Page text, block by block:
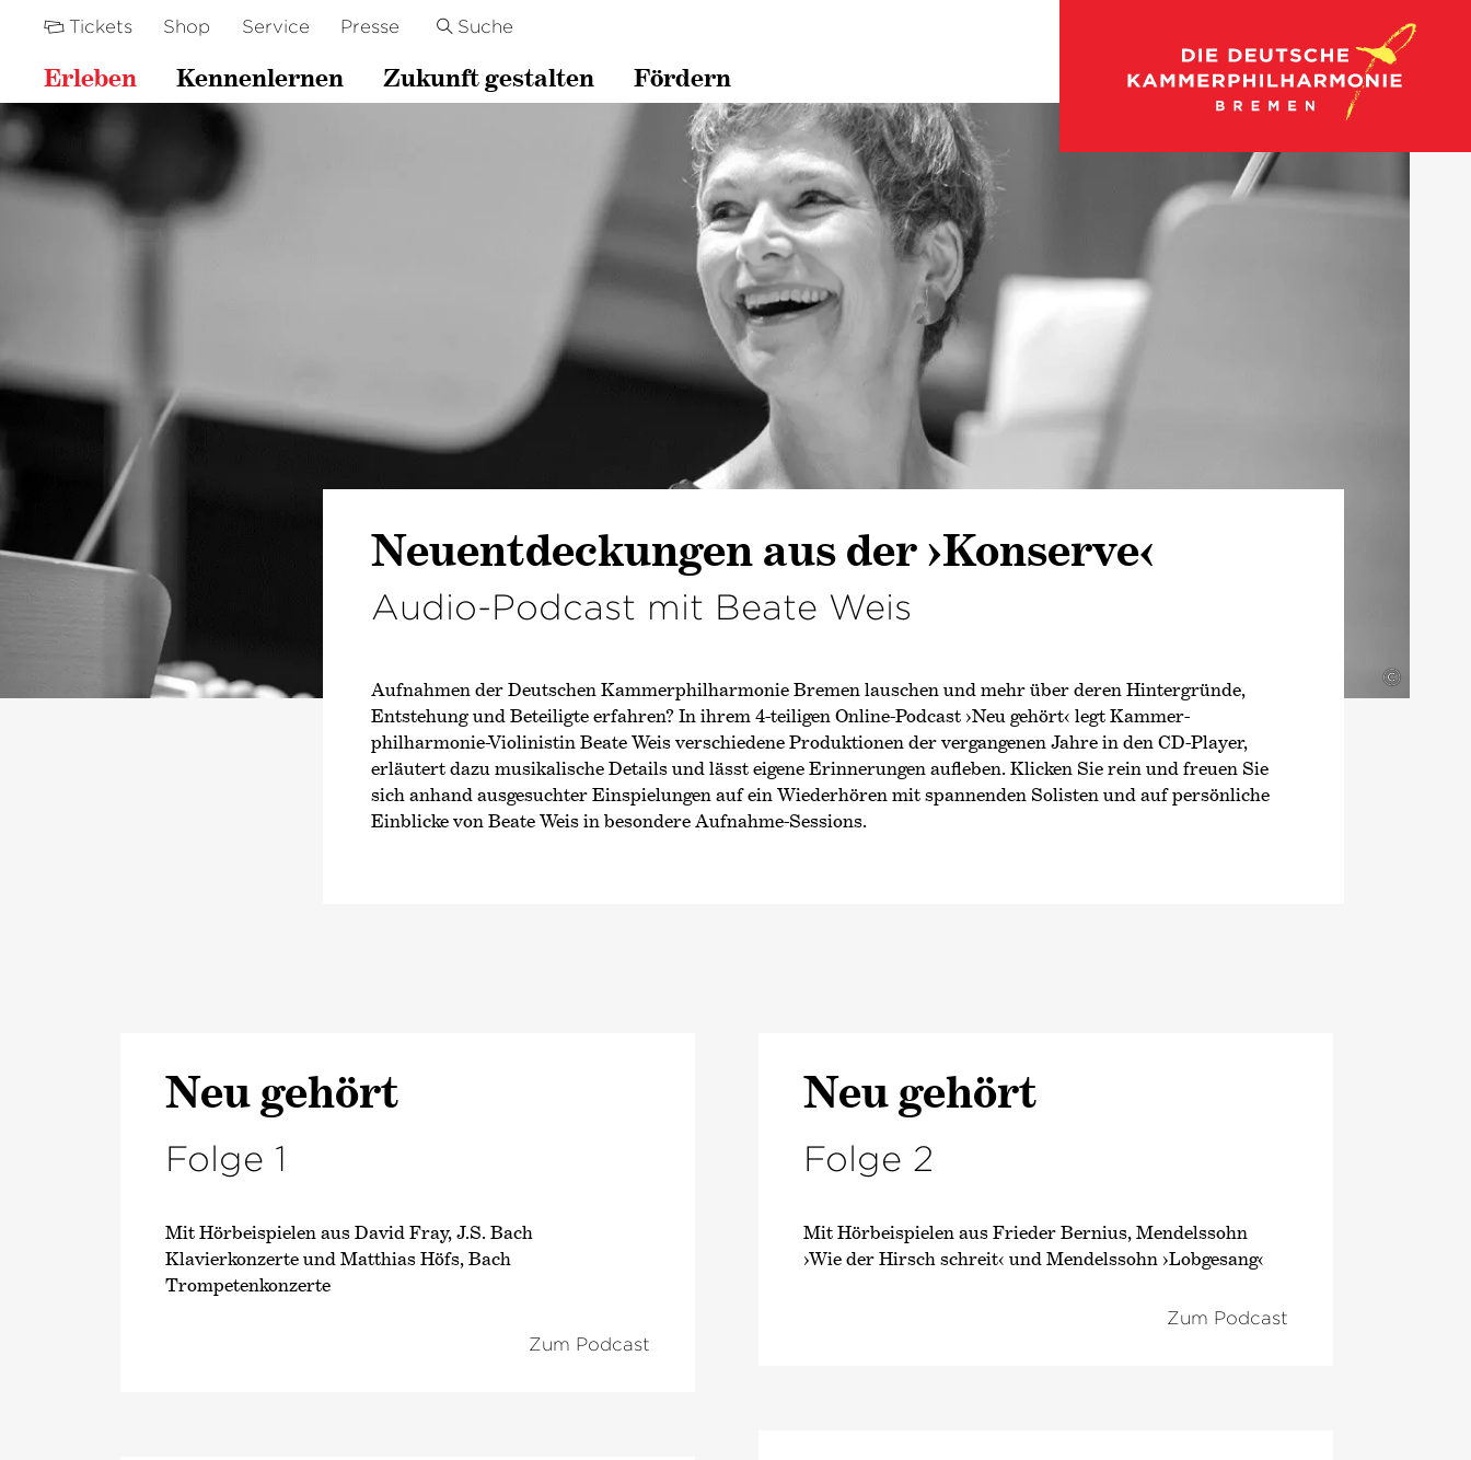
Tickets Shop Service Presse Suche
Erleben Kennenlernen Zukunft gestalten Fördern
©
Neuentdeckungen aus der ›Konserve‹
Audio-Podcast mit Beate Weis
Aufnahmen der Deutschen Kammer­philharmonie Bremen lauschen und mehr über deren Hintergründe,
Entstehung und Beteiligte erfahren? In ihrem 4-teiligen Online-Podcast ›Neu gehört‹ legt Kammer­
philharmonie-Violinistin Beate Weis verschiedene Produktionen der vergangenen Jahre in den CD-Player,
erläutert dazu musikalische Details und lässt eigene Erinnerungen aufleben. Klicken Sie rein und freuen Sie
sich anhand ausgesuchter Einspielungen auf ein Wiederhören mit spannenden Solisten und auf persönliche
Einblicke von Beate Weis in besondere Aufnahme-Sessions.
Neu gehört
Folge 1
Mit Hörbeispielen aus David Fray, J.S. Bach
Klavierkonzerte und Matthias Höfs, Bach
Trompetenkonzerte
Zum Podcast
Neu gehört
Folge 2
Mit Hörbeispielen aus Frieder Bernius, Mendelssohn
›Wie der Hirsch schreit‹ und Mendelssohn ›Lobgesang‹
Zum Podcast